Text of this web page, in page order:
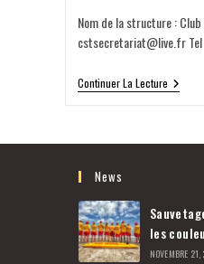
Nom de la structure : Club
cstsecretariat@live.fr Tel
Continuer La Lecture
News
les
NOVEMBRE